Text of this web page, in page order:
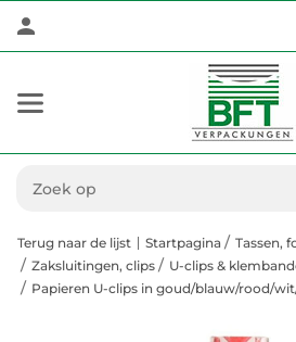
Terug naar de lijst Startpagina
Tassen,
Zaksluitingen, clips
U-clips &
Papieren U-clips in goud/blauw/rood/